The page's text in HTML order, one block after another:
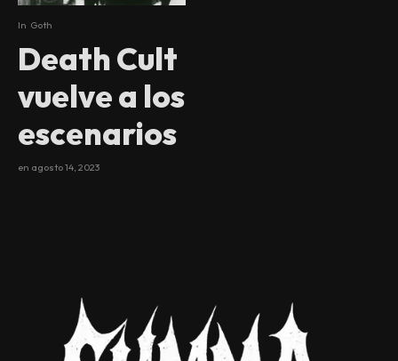
In Goth
Death Cult
vuelve a los
escenarios
en agosto 14, 2023